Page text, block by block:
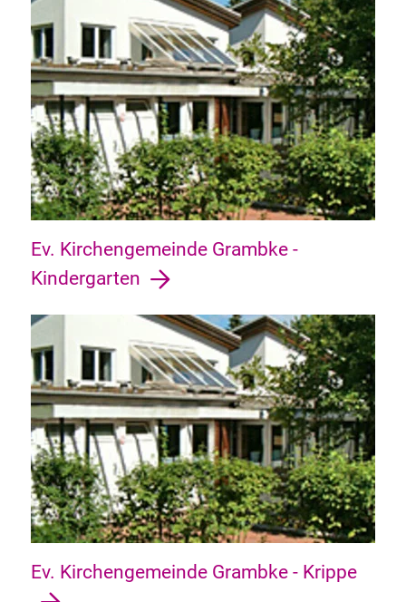
Ev. Kirchengemeinde Grambke -
Kindergarten
Ev. Kirchengemeinde Grambke - Krippe